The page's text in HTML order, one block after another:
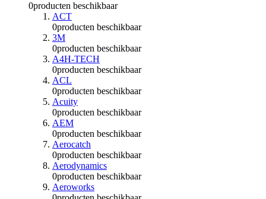
0producten beschikbaar
ACT
0producten beschikbaar
3M
0producten beschikbaar
A4H-TECH
0producten beschikbaar
ACL
0producten beschikbaar
Acuity
0producten beschikbaar
AEM
0producten beschikbaar
Aerocatch
0producten beschikbaar
Aerodynamics
0producten beschikbaar
Aeroworks